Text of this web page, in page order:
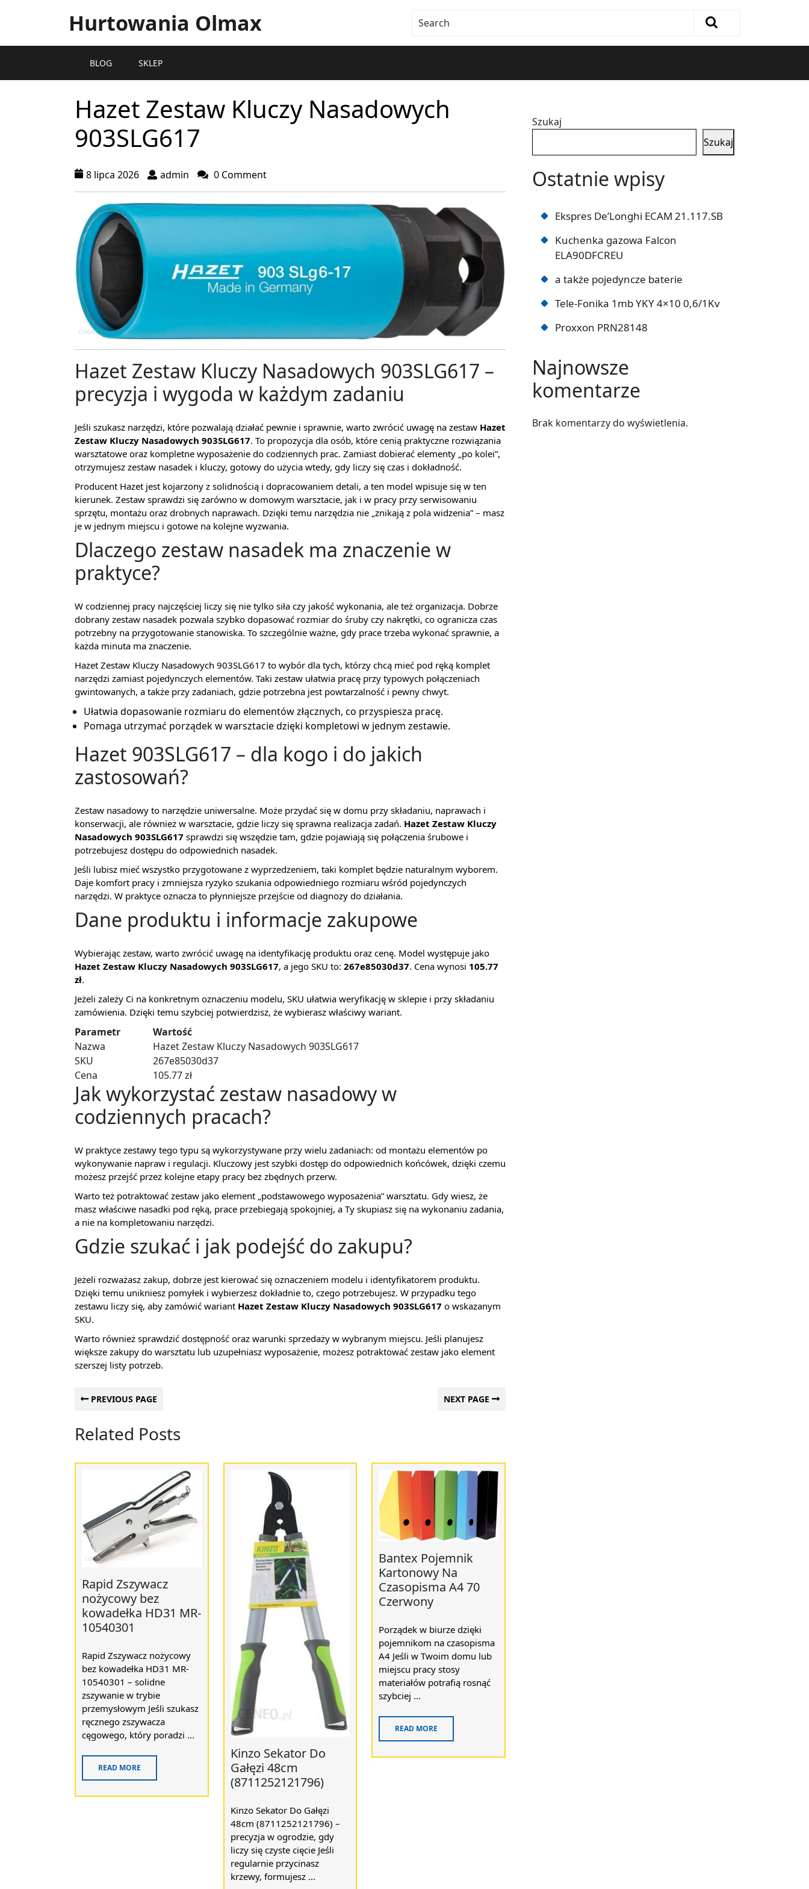
Hurtowania Olmax
BLOG SKLEP
Hazet Zestaw Kluczy Nasadowych
903SLG617
8 lipca 2026 admin 0 Comment
Hazet Zestaw Kluczy Nasadowych 903SLG617 –
precyzja i wygoda w każdym zadaniu
Jeśli szukasz narzędzi, które pozwalają działać pewnie i sprawnie, warto zwrócić uwagę na zestaw Hazet
Zestaw Kluczy Nasadowych 903SLG617. To propozycja dla osób, które cenią praktyczne rozwiązania
warsztatowe oraz kompletne wyposażenie do codziennych prac. Zamiast dobierać elementy „po kolei”,
otrzymujesz zestaw nasadek i kluczy, gotowy do użycia wtedy, gdy liczy się czas i dokładność.
Producent Hazet jest kojarzony z solidnością i dopracowaniem detali, a ten model wpisuje się w ten
kierunek. Zestaw sprawdzi się zarówno w domowym warsztacie, jak i w pracy przy serwisowaniu
sprzętu, montażu oraz drobnych naprawach. Dzięki temu narzędzia nie „znikają z pola widzenia” – masz
je w jednym miejscu i gotowe na kolejne wyzwania.
Dlaczego zestaw nasadek ma znaczenie w
praktyce?
W codziennej pracy najczęściej liczy się nie tylko siła czy jakość wykonania, ale też organizacja. Dobrze
dobrany zestaw nasadek pozwala szybko dopasować rozmiar do śruby czy nakrętki, co ogranicza czas
potrzebny na przygotowanie stanowiska. To szczególnie ważne, gdy prace trzeba wykonać sprawnie, a
każda minuta ma znaczenie.
Hazet Zestaw Kluczy Nasadowych 903SLG617 to wybór dla tych, którzy chcą mieć pod ręką komplet
narzędzi zamiast pojedynczych elementów. Taki zestaw ułatwia pracę przy typowych połączeniach
gwintowanych, a także przy zadaniach, gdzie potrzebna jest powtarzalność i pewny chwyt.
Ułatwia dopasowanie rozmiaru do elementów złącznych, co przyspiesza pracę.
Pomaga utrzymać porządek w warsztacie dzięki kompletowi w jednym zestawie.
Hazet 903SLG617 – dla kogo i do jakich
zastosowań?
Zestaw nasadowy to narzędzie uniwersalne. Może przydać się w domu przy składaniu, naprawach i
konserwacji, ale również w warsztacie, gdzie liczy się sprawna realizacja zadań. Hazet Zestaw Kluczy
Nasadowych 903SLG617 sprawdzi się wszędzie tam, gdzie pojawiają się połączenia śrubowe i
potrzebujesz dostępu do odpowiednich nasadek.
Jeśli lubisz mieć wszystko przygotowane z wyprzedzeniem, taki komplet będzie naturalnym wyborem.
Daje komfort pracy i zmniejsza ryzyko szukania odpowiedniego rozmiaru wśród pojedynczych
narzędzi. W praktyce oznacza to płynniejsze przejście od diagnozy do działania.
Dane produktu i informacje zakupowe
Wybierając zestaw, warto zwrócić uwagę na identyfikację produktu oraz cenę. Model występuje jako
Hazet Zestaw Kluczy Nasadowych 903SLG617, a jego SKU to: 267e85030d37. Cena wynosi 105.77
zł.
Jeżeli zależy Ci na konkretnym oznaczeniu modelu, SKU ułatwia weryfikację w sklepie i przy składaniu
zamówienia. Dzięki temu szybciej potwierdzisz, że wybierasz właściwy wariant.
Parametr
Wartość
Nazwa
Hazet Zestaw Kluczy Nasadowych 903SLG617
SKU
267e85030d37
Cena
105.77 zł
Jak wykorzystać zestaw nasadowy w
codziennych pracach?
W praktyce zestawy tego typu są wykorzystywane przy wielu zadaniach: od montażu elementów po
wykonywanie napraw i regulacji. Kluczowy jest szybki dostęp do odpowiednich końcówek, dzięki czemu
możesz przejść przez kolejne etapy pracy bez zbędnych przerw.
Warto też potraktować zestaw jako element „podstawowego wyposażenia” warsztatu. Gdy wiesz, że
masz właściwe nasadki pod ręką, prace przebiegają spokojniej, a Ty skupiasz się na wykonaniu zadania,
a nie na kompletowaniu narzędzi.
Gdzie szukać i jak podejść do zakupu?
Jeżeli rozważasz zakup, dobrze jest kierować się oznaczeniem modelu i identyfikatorem produktu.
Dzięki temu unikniesz pomyłek i wybierzesz dokładnie to, czego potrzebujesz. W przypadku tego
zestawu liczy się, aby zamówić wariant Hazet Zestaw Kluczy Nasadowych 903SLG617 o wskazanym
SKU.
Warto również sprawdzić dostępność oraz warunki sprzedaży w wybranym miejscu. Jeśli planujesz
większe zakupy do warsztatu lub uzupełniasz wyposażenie, możesz potraktować zestaw jako element
szerszej listy potrzeb.
PREVIOUS PAGE NEXT PAGE
Related Posts
Rapid Zszywacz
nożycowy bez
kowadełka HD31 MR-
10540301
Rapid Zszywacz nożycowy
bez kowadełka HD31 MR-
10540301 – solidne
zszywanie w trybie
przemysłowym Jeśli szukasz
ręcznego zszywacza
cęgowego, który poradzi ...
READ MORE
Kinzo Sekator Do
Gałęzi 48cm
(8711252121796)
Kinzo Sekator Do Gałęzi
48cm (8711252121796) –
precyzja w ogrodzie, gdy
liczy się czyste cięcie Jeśli
regularnie przycinasz
krzewy, formujesz ...
Bantex Pojemnik
Kartonowy Na
Czasopisma A4 70
Czerwony
Porządek w biurze dzięki
pojemnikom na czasopisma
A4 Jeśli w Twoim domu lub
miejscu pracy stosy
materiałów potrafią rosnąć
szybciej ...
READ MORE
Szukaj
Szukaj
Ostatnie wpisy
Ekspres De’Longhi ECAM 21.117.SB
Kuchenka gazowa Falcon
ELA90DFCREU
a także pojedyncze baterie
Tele-Fonika 1mb YKY 4×10 0,6/1Kv
Proxxon PRN28148
Najnowsze
komentarze
Brak komentarzy do wyświetlenia.